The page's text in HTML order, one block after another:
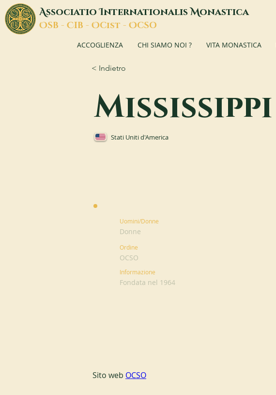
AssociatioInternationalisMonastica
OSB - CIB - OCist - OCSO
ACCOGLIENZA CHI SIAMO NOI ? VITA MONASTICA
< Indietro
Mississippi
Stati Uniti d'America
Uomini/Donne
Donne
Ordine
OCSO
Informazione
Fondata nel 1964
Sito web OCSO